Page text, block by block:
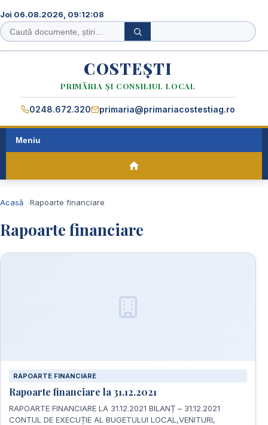
Joi 06.08.2026, 09:12:09
Caută
în
Caută
COSTEȘTI
PRIMĂRIA ȘI CONSILIUL LOCAL
0248.672.320 primaria@primariacostestiag.ro
Meniu
Acasă Rapoarte financiare
Rapoarte financiare
RAPOARTE FINANCIARE
Rapoarte financiare la 31.12.2021
RAPOARTE FINANCIARE LA 31.12.2021 BILANȚ – 31.12.2021
CONTUL DE EXECUȚIE AL BUGETULUI LOCAL,VENITURI,